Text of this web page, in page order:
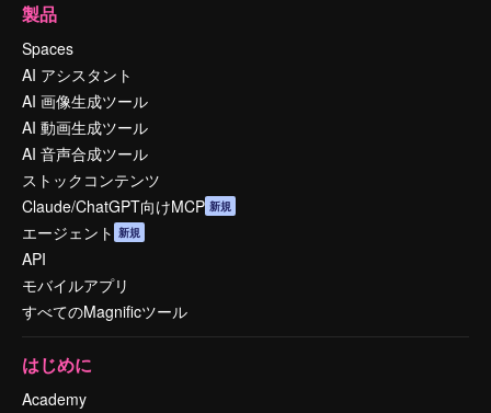
製品
Spaces
AI アシスタント
AI 画像生成ツール
AI 動画生成ツール
AI 音声合成ツール
ストックコンテンツ
Claude/ChatGPT向けMCP 新規
エージェント 新規
API
モバイルアプリ
すべてのMagnificツール
はじめに
Academy